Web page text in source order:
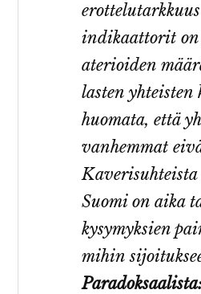
indikaattorit on
aterioiden
lasten yhteisten
huomata, että
vanhemmat
Suomi on aika
kysymyksien
mihin